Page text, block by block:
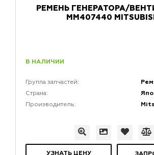
РЕМЕНЬ ГЕНЕРАТОРА/
MM407440
В НАЛИЧИИ
Группа запчастей:
Страна:
Производитель:
УЗНАТЬ ЦЕНУ